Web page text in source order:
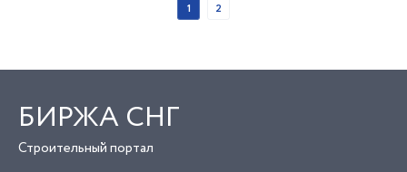
1 2
БИРЖА СНГ
Строительный портал